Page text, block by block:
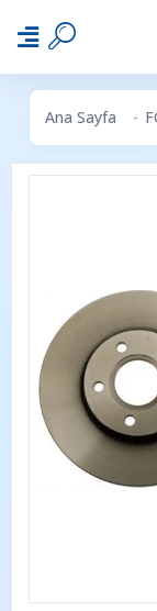
Ana Sayfa